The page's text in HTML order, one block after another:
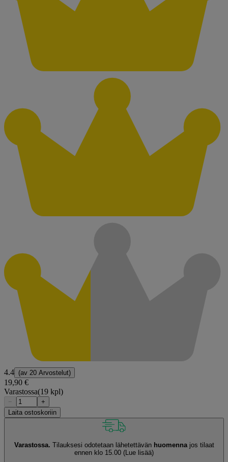
4.4 (av 20 Arvostelut)
19,90 €
Varastossa(19 kpl)
−
+
Laita ostoskoriin
Varastossa. Tilauksesi odotetaan lähetettävän huomennajos tilaat
ennen klo 15.00 (Lue lisää)